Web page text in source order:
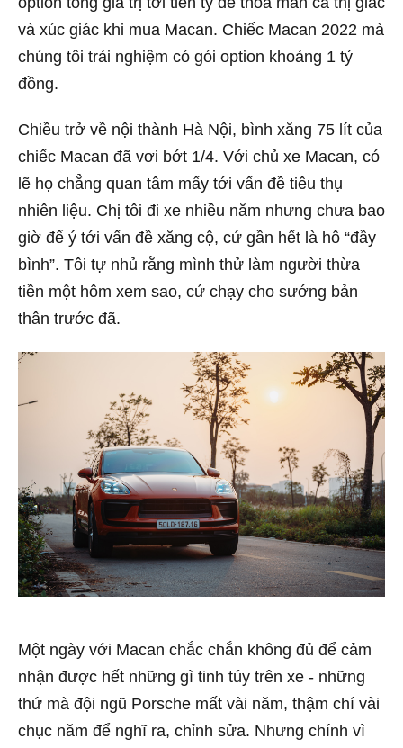
và xúc giác khi mua Macan. Chiếc Macan 2022 mà
chúng tôi trải nghiệm có gói option khoảng 1 tỷ
đồng.
Chiều trở về nội thành Hà Nội, bình xăng 75 lít của
chiếc Macan đã vơi bớt 1/4. Với chủ xe Macan, có
lẽ họ chẳng quan tâm mấy tới vấn đề tiêu thụ
nhiên liệu. Chị tôi đi xe nhiều năm nhưng chưa bao
giờ để ý tới vấn đề xăng cộ, cứ gần hết là hô “đầy
bình”. Tôi tự nhủ rằng mình thử làm người thừa
tiền một hôm xem sao, cứ chạy cho sướng bản
thân trước đã.
Một ngày với Macan chắc chắn không đủ để cảm
nhận được hết những gì tinh túy trên xe - những
thứ mà đội ngũ Porsche mất vài năm, thậm chí vài
chục năm để nghĩ ra, chỉnh sửa. Nhưng chính vì